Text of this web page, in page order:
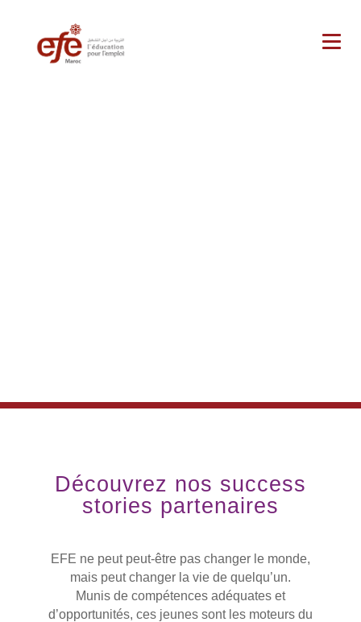
Découvrez nos success
stories partenaires
EFE ne peut peut-être pas changer le monde,
mais peut changer la vie de quelqu’un.
Munis de compétences adéquates et
d’opportunités, ces jeunes sont les moteurs du